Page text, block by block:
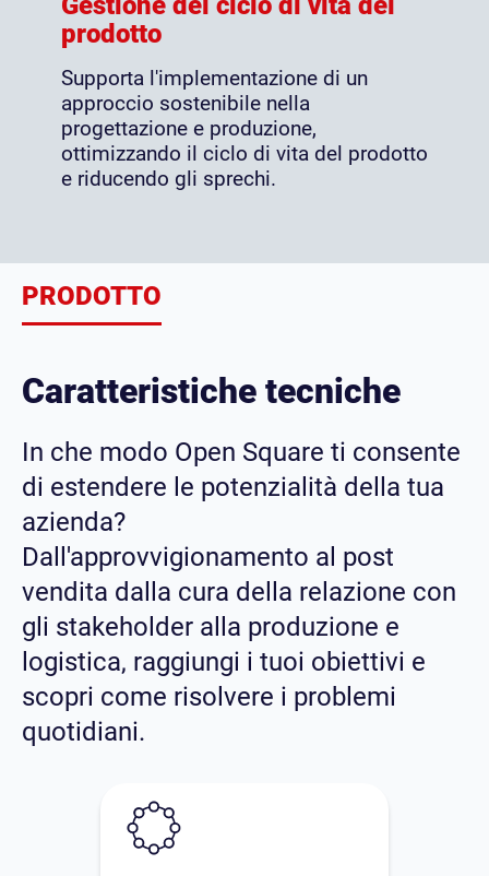
prodotto
Supporta l'implementazione di un
approccio sostenibile nella
progettazione e produzione,
ottimizzando il ciclo di vita del prodotto
e riducendo gli sprechi.
PRODOTTO
Caratteristiche tecniche
In che modo Open Square ti consente
di estendere le potenzialità della tua
azienda?
Dall'approvvigionamento al post
vendita dalla cura della relazione con
gli stakeholder alla produzione e
logistica, raggiungi i tuoi obiettivi e
scopri come risolvere i problemi
quotidiani.